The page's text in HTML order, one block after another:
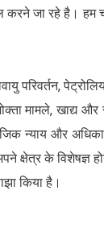
करने जा रहे है।
परिवर्तन,
मामले, खाद्य और
न्याय और
क्षेत्र के विशेषज्ञ
किया है।